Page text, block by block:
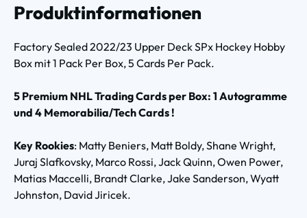
Produktinformationen
Factory Sealed 2022/23 Upper Deck SPx Hockey Hobby
Box mit 1 Pack Per Box, 5 Cards Per Pack.
5 Premium NHL Trading Cards per Box: 1 Autogramme
und 4 Memorabilia/Tech Cards !
Key Rookies: Matty Beniers, Matt Boldy, Shane Wright,
Juraj Slafkovsky, Marco Rossi, Jack Quinn, Owen Power,
Matias Maccelli, Brandt Clarke, Jake Sanderson, Wyatt
Johnston, David Jiricek.